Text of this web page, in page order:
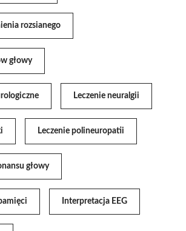
rozsianego
głowy
Leczenie neuralgii
Leczenie polineuropatii
głowy
Interpretacja EEG